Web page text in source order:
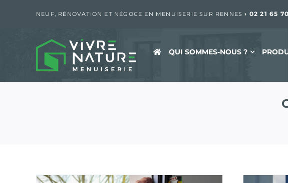
NEUF, RÉNOVATION ET NÉGOCE EN MENUISERIE SUR RENNES › 02 21 65
QUI SOMMES-NOUS ?